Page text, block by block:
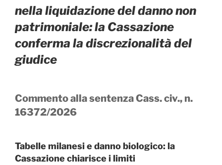
nella liquidazione del danno non
patrimoniale: la Cassazione
conferma la discrezionalità del
giudice
Commento alla sentenza Cass. civ., n.
16372/2026
Tabelle milanesi e danno biologico: la
Cassazione chiarisce i limiti